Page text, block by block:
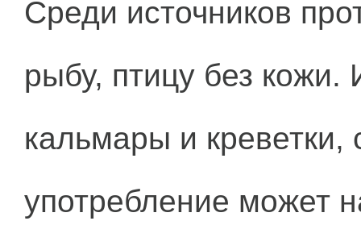
Среди источников
рыбу, птицу без
кальмары и креветки,
употребление может